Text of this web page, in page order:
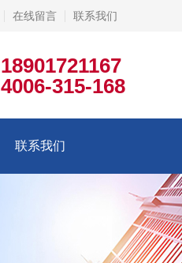
在线留言 联系我们
18901721167
4006-315-168
联系我们